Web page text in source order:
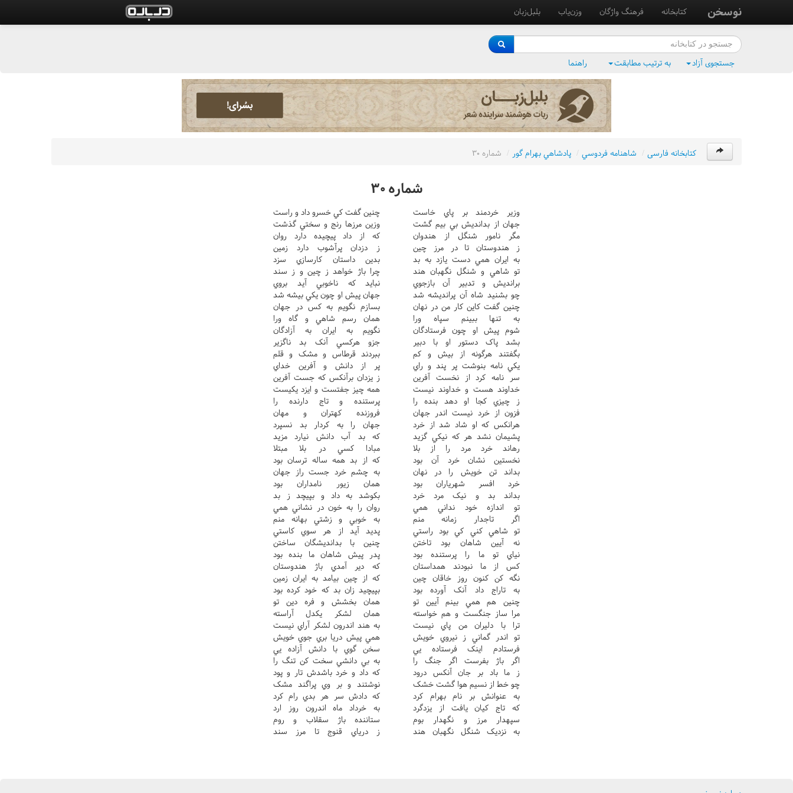
نوسخن کتابخانه فرهنگ واژگان وزن‌یاب بلبل‌زبان
جستجوی آزاد به ترتیب مطابقت راهنما
کتابخانه فارسی / شاهنامه فردوسي / پادشاهي بهرام گور / شماره ٣٠
شماره ٣٠
وزير خردمند بر پاي خاست
چنين گفت کي خسرو داد و راست
جهان از بدانديش بي بيم گشت
وزين مرزها رنج و سختي گذشت
مگر نامور شنگل از هندوان
که از داد پيچيده دارد روان
ز هندوستان تا در مرز چين
ز دزدان پرآشوب دارد زمين
به ايران همي دست يازد به بد
بدين داستان کارسازي سزد
تو شاهي و شنگل نگهبان هند
چرا باژ خواهد ز چين و ز سند
برانديش و تدبير آن بازجوي
نبايد که ناخوبي آيد بروي
چو بشنيد شاه آن پرانديشه شد
جهان پيش او چون يکي بيشه شد
چنين گفت کاين کار من در نهان
بسازم نگويم به کس در جهان
به تنها ببينم سپاه ورا
همان رسم شاهي و گاه ورا
شوم پيش او چون فرستادگان
نگويم به ايران به آزادگان
بشد پاک دستور او با دبير
جزو هرکسي آنک بد ناگزير
بگفتند هرگونه از بيش و کم
ببردند قرطاس و مشک و قلم
يکي نامه بنوشت پر پند و راي
پر از دانش و آفرين خداي
سر نامه کرد از نخست آفرين
ز يزدان برآنکس که جست آفرين
خداوند هست و خداوند نيست
همه چيز جفتست و ايزد يکيست
ز چيزي کجا او دهد بنده را
پرستنده و تاج دارنده را
فزون از خرد نيست اندر جهان
فروزنده کهتران و مهان
هرانکس که او شاد شد از خرد
جهان را به کردار بد نسپرد
پشيمان نشد هر که نيکي گزيد
که بد آب دانش نيارد مزيد
رهاند خرد مرد را از بلا
مبادا کسي در بلا مبتلا
نخستين نشان خرد آن بود
که از بد همه ساله ترسان بود
بداند تن خويش را در نهان
به چشم خرد جست راز جهان
خرد افسر شهرياران بود
همان زيور نامداران بود
بداند بد و نيک مرد خرد
بکوشد به داد و بپيچد ز بد
تو اندازه خود نداني همي
روان را به خون در نشاني همي
اگر تاجدار زمانه منم
به خوبي و زشتي بهانه منم
تو شاهي کني کي بود راستي
پديد آيد از هر سوي کاستي
نه آيين شاهان بود تاختن
چنين با بدانديشگان ساختن
نياي تو ما را پرستنده بود
پدر پيش شاهان ما بنده بود
کس از ما نبودند همداستان
که دير آمدي باژ هندوستان
نگه کن کنون روز خاقان چين
که از چين بيامد به ايران زمين
به تاراج داد آنک آورده بود
بپيچيد زان بد که خود کرده بود
چنين هم همي بينم آيين تو
همان بخشش و فره دين تو
مرا ساز جنگست و هم خواسته
همان لشکر يکدل آراسته
ترا با دليران من پاي نيست
به هند اندرون لشکر آراي نيست
تو اندر گماني ز نيروي خويش
همي پيش دريا بري جوي خويش
فرستادم اينک فرستاده يي
سخن گوي با دانش آزاده يي
اگر باژ بفرست اگر جنگ را
به بي دانشي سخت کن تنگ را
ز ما باد بر جان آنکس درود
که داد و خرد باشدش تار و پود
چو خط از نسيم هوا گشت خشک
نوشتند و بر وي پراگند مشک
به عنوانش بر نام بهرام کرد
که دادش سر هر بدي رام کرد
که تاج کيان يافت از يزدگرد
به خرداد ماه اندرون روز ارد
سپهدار مرز و نگهدار بوم
ستاننده باژ سقلاب و روم
به نزديک شنگل نگهبان هند
ز درياي قنوج تا مرز سند